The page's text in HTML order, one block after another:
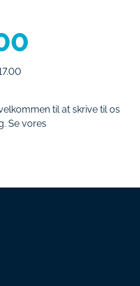
til at skrive til os
Se vores